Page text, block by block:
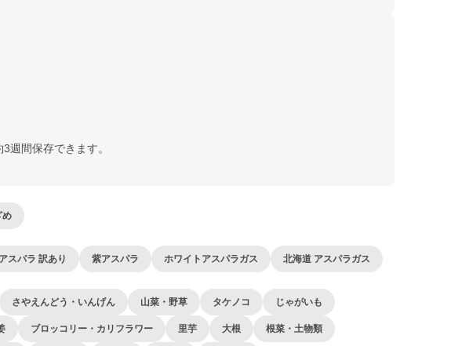
週間保存できます。
め
アスパラ 訳あり 紫アスパラ ホワイトアスパラガス 北海道 アスパラガス
さやえんどう・いんげん 山菜・野草 タケノコ じゃがいも
ブロッコリー・カリフラワー 里芋 大根 根菜・土物類